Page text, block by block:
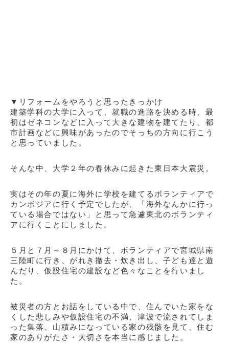
▼リフォームをやろうと思ったきっかけ
建築学科の大学に入って、就職の進路を決める時、最
初はゼネコンなどに入って大きな建物を建てたり、都
市計画などに興味があったのでそっちの方向に行こう
と思っていました。
そんな中、大学２年の春休みに起きた東日本大震災。
実はその年の夏に海外に学校を建てるボランティアで
カンボジアに行く予定でしたが、
「海外なんかに行っ
ている場合ではない」
と思って急遽東北のボランティ
アに行くことにしました。
５月と７月～８月にかけて、ボランティアで宮城県南
三陸町に行き、がれき撤去・炊き出し、子ども達と遊
んだり、仮設住宅の建設など色々なことを行いまし
た。
被災者の方とお話をしている中で、住んでいた家をな
くした悲しみや仮設住宅の不満、津波で流されてしま
った集落、山積みになっている家の残骸を見て、住む
家のありがたさ・大切さを本当に感じました。